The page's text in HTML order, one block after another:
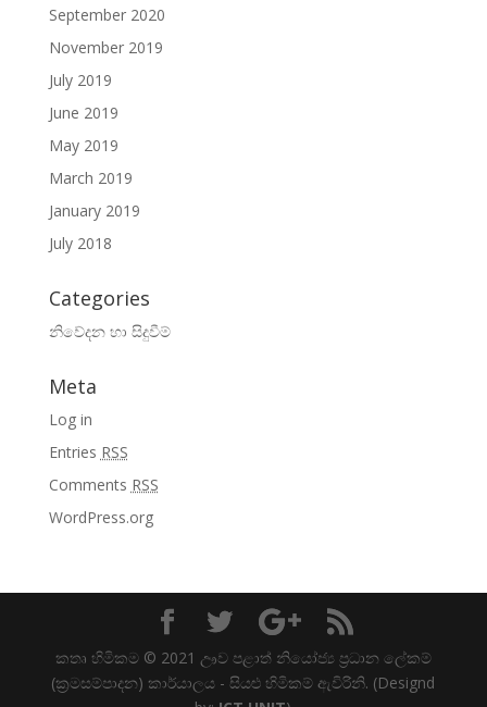
September 2020
November 2019
July 2019
June 2019
May 2019
March 2019
January 2019
July 2018
Categories
නිවේදන හා සිදුවීම්
Meta
Log in
Entries RSS
Comments RSS
WordPress.org
කතෘ හිමිකම © 2021 ඌව පළාත් නියෝජ්‍ය ප්‍රධාන ලේකම්
(ක්‍රමසම්පාදන) කාර්යාලය - සියළු හිමිකම් ඇවිරිනි. (Designd